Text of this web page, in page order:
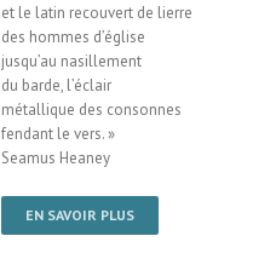
et le latin recouvert de lierre
des hommes d’église
jusqu’au nasillement
du barde, l’éclair
métallique des consonnes
fendant le vers. »
Seamus Heaney
EN SAVOIR PLUS